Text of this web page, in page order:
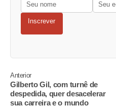
Inscrever
Anterior
Gilberto Gil, com turnê de
despedida, quer desacelerar
sua carreira e o mundo